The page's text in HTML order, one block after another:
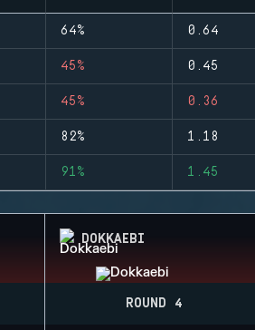
64% 0.64
45% 0.45
45% 0.36
82% 1.18
91% 1.45
DOKKAEBI
ROUND 4